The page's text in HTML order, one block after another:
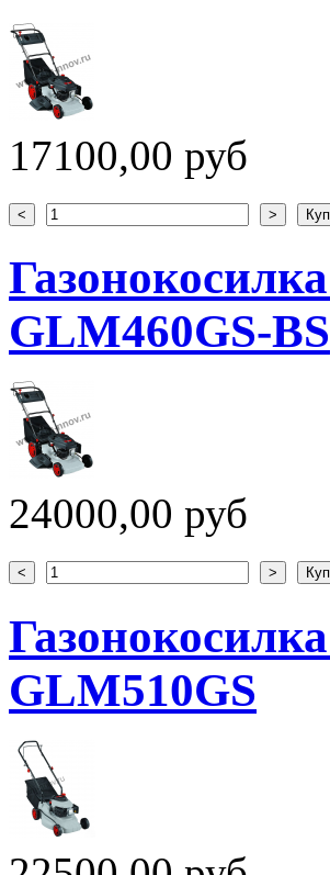
17100,00 руб
GLM460GS-BS
24000,00 руб
GLM510GS